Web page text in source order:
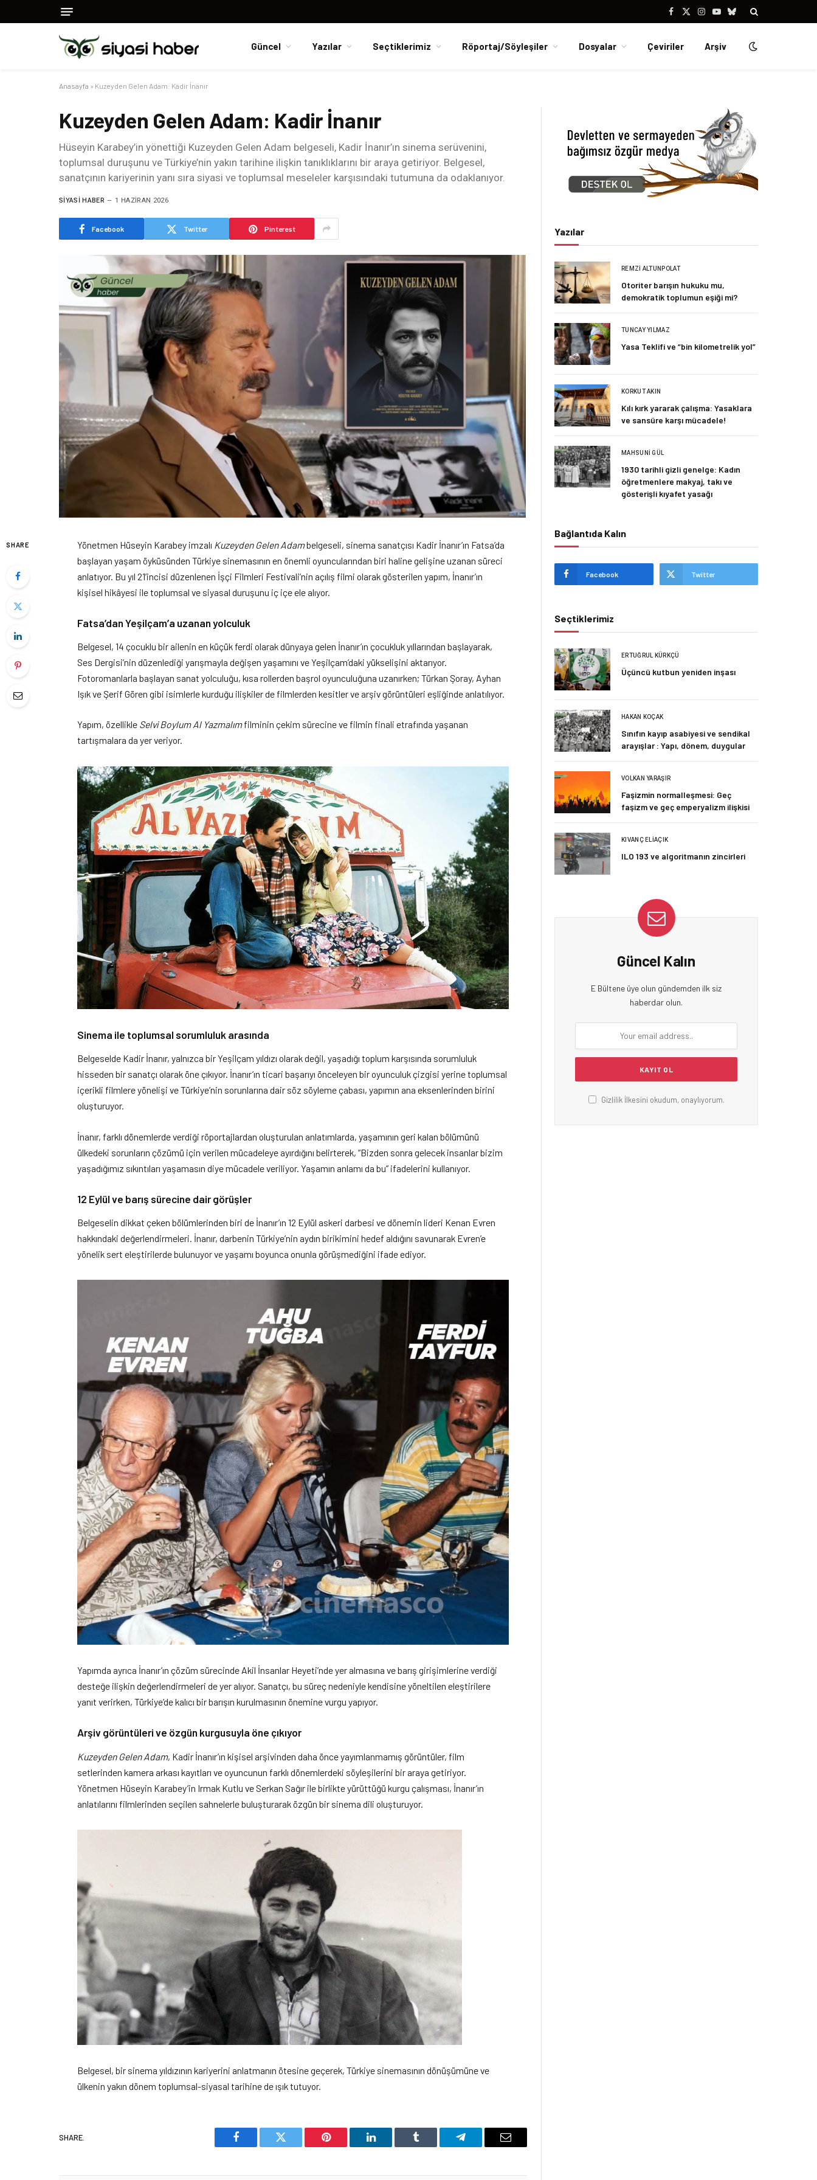
Facebook
X
Instagram
YouTubeBluesky
Güncel Yazılar Seçtiklerimiz Röportaj/Söyleşiler Dosyalar Çeviriler Arşiv
Anasayfa » Kuzeyden Gelen Adam: Kadir İnanır
Kuzeyden Gelen Adam: Kadir İnanır
Hüseyin Karabey’in yönettiği Kuzeyden Gelen Adam belgeseli, Kadir İnanır’ın sinema serüvenini,
toplumsal duruşunu ve Türkiye’nin yakın tarihine ilişkin tanıklıklarını bir araya getiriyor. Belgesel,
sanatçının kariyerinin yanı sıra siyasi ve toplumsal meseleler karşısındaki tutumuna da odaklanıyor.
SIYASI HABER 1 HAZIRAN 2026
Facebook Twitter Pinterest
SHARE Yönetmen Hüseyin Karabey imzalı Kuzeyden Gelen Adambelgeseli, sinema sanatçısı Kadir İnanır’ın Fatsa’da
başlayan yaşam öyküsünden Türkiye sinemasının en önemli oyuncularından biri haline gelişine uzanan süreci
anlatıyor. Bu yıl 21’incisi düzenlenen İşçi Filmleri Festivali’nin açılış filmi olarak gösterilen yapım, İnanır’ın
kişisel hikâyesi ile toplumsal ve siyasal duruşunu iç içe ele alıyor.
Fatsa’dan Yeşilçam’a uzanan yolculuk
Belgesel, 14 çocuklu bir ailenin en küçük ferdi olarak dünyaya gelen İnanır’ın çocukluk yıllarından başlayarak,
Ses Dergisi’nin düzenlediği yarışmayla değişen yaşamını ve Yeşilçam’daki yükselişini aktarıyor.
Fotoromanlarla başlayan sanat yolculuğu, kısa rollerden başrol oyunculuğuna uzanırken; Türkan Şoray, Ayhan
Işık ve Şerif Gören gibi isimlerle kurduğu ilişkiler de filmlerden kesitler ve arşiv görüntüleri eşliğinde anlatılıyor.
Yapım, özellikle Selvi Boylum Al Yazmalımfilminin çekim sürecine ve filmin finali etrafında yaşanan
tartışmalara da yer veriyor.
Sinema ile toplumsal sorumluluk arasında
Belgeselde Kadir İnanır, yalnızca bir Yeşilçam yıldızı olarak değil, yaşadığı toplum karşısında sorumluluk
hisseden bir sanatçı olarak öne çıkıyor. İnanır’ın ticari başarıyı önceleyen bir oyunculuk çizgisi yerine toplumsal
içerikli filmlere yönelişi ve Türkiye’nin sorunlarına dair söz söyleme çabası, yapımın ana eksenlerinden birini
oluşturuyor.
İnanır, farklı dönemlerde verdiği röportajlardan oluşturulan anlatımlarda, yaşamının geri kalan bölümünü
ülkedeki sorunların çözümü için verilen mücadeleye ayırdığını belirterek, “Bizden sonra gelecek insanlar bizim
yaşadığımız sıkıntıları yaşamasın diye mücadele veriliyor. Yaşamın anlamı da bu” ifadelerini kullanıyor.
12 Eylül ve barış sürecine dair görüşler
Belgeselin dikkat çeken bölümlerinden biri de İnanır’ın 12 Eylül askeri darbesi ve dönemin lideri Kenan Evren
hakkındaki değerlendirmeleri. İnanır, darbenin Türkiye’nin aydın birikimini hedef aldığını savunarak Evren’e
yönelik sert eleştirilerde bulunuyor ve yaşamı boyunca onunla görüşmediğini ifade ediyor.
Yapımda ayrıca İnanır’ın çözüm sürecinde Akil İnsanlar Heyeti’nde yer almasına ve barış girişimlerine verdiği
desteğe ilişkin değerlendirmeleri de yer alıyor. Sanatçı, bu süreç nedeniyle kendisine yöneltilen eleştirilere
yanıt verirken, Türkiye’de kalıcı bir barışın kurulmasının önemine vurgu yapıyor.
Arşiv görüntüleri ve özgün kurgusuyla öne çıkıyor
Kuzeyden Gelen Adam, Kadir İnanır’ın kişisel arşivinden daha önce yayımlanmamış görüntüler, film
setlerinden kamera arkası kayıtları ve oyuncunun farklı dönemlerdeki söyleşilerini bir araya getiriyor.
Yönetmen Hüseyin Karabey’in Irmak Kutlu ve Serkan Sağır ile birlikte yürüttüğü kurgu çalışması, İnanır’ın
anlatılarını filmlerinden seçilen sahnelerle buluşturarak özgün bir sinema dili oluşturuyor.
Belgesel, bir sinema yıldızının kariyerini anlatmanın ötesine geçerek, Türkiye sinemasının dönüşümüne ve
ülkenin yakın dönem toplumsal-siyasal tarihine de ışık tutuyor.
SHARE.
Facebook Twitter Pinterest LinkedIn Tumblr Telegram Email
Yazılar
REMZI ALTUNPOLAT
Otoriter barışın hukuku mu,
demokratik toplumun eşiği mi?
TUNCAY YILMAZ
Yasa Teklifi ve “bin kilometrelik yol”
KORKUT AKIN
Kılı kırk yararak çalışma: Yasaklara
ve sansüre karşı mücadele!
MAHSUNI GÜL
1930 tarihli gizli genelge: Kadın
öğretmenlere makyaj, takı ve
gösterişli kıyafet yasağı
Bağlantıda Kalın
Facebook Twitter
Seçtiklerimiz
ERTUĞRUL KÜRKÇÜ
Üçüncü kutbun yeniden inşası
HAKAN KOÇAK
Sınıfın kayıp asabiyesi ve sendikal
arayışlar : Yapı, dönem, duygular
VOLKAN YARAŞIR
Faşizmin normalleşmesi: Geç
faşizm ve geç emperyalizm ilişkisi
KIVANÇ ELIAÇIK
ILO 193 ve algoritmanın zincirleri
Güncel Kalın
E Bültene üye olun gündemden ilk siz
haberdar olun.
Gizlilik İlkesini okudum, onaylıyorum.